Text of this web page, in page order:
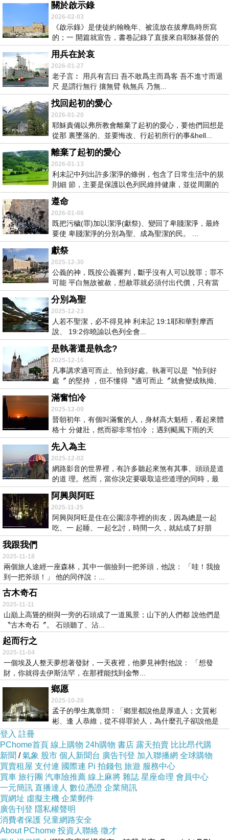
關於啟示錄
2026-02-03
《啟示錄》是使徒約翰晚年、被流放在拔摩島時所寫
的；一 開篇就宣告，書卷記錄了直接來自耶穌基督的
啟示...
用兵在於哀
2026-01-27
老子言︰ 用兵有言曰 吾不敢爲主而爲客 吾不進寸而退
尺 是謂行無行 攘無臂 執無兵 乃無...
找回起初的愛心
2026-01-20
耶穌責備以弗所教會離棄了起初的愛心，要他們回想是
從那 裏墜落的、並要悔改、行起初所行的事&hell...
離棄了起初的愛心
2026-01-13
利未記中列出許多潔淨的條例，包含了日常生活中的規
則細 節，主要是保護以色列民維持健康，並從周圍的
民...
遵命
2026-01-06
既把污穢(罪)加以潔淨(獻祭)、變回了卑賤潔淨，最終
要使 卑賤潔淨的分別為聖、成為聖潔的民。 ...
獻祭
2025-12-30
公義的神，既按公義審判，斷乎沒有人可以脫罪；罪不
可能 平白無故被赦，想赦罪就必須付出代價，只有當
罪...
分別為聖
2025-12-23
人若不聖潔，必不得見神 利未記 19:1耶和華對摩西
說、 19:2你曉諭以色列全會...
是執著還是執念?
2025-12-16
凡事講求適可而止、恰到好處。執著可以是〝恰到好
處〞 的堅持 ，但不懂得〝適可而止〞就會變成執拗、
成...
滿奮怕冷
2025-12-09
晉朝初年，有個叫滿奮的人，身材高大魁梧，看起來體
格十 分健壯，然而卻非常怕冷 ；遇到颳風下雨的天
氣...
先入為主
2025-12-02
網路影音的世界裡，有許多聽起來煞有其事、頭頭是道
的道 理。然而，當你決定要吸取這些道理的同時，最
好...
阿興與阿旺
2025-11-25
阿興與阿旺是住在公園涼亭裡的街友，因為總是一起
吃、一 起睡、一起乞討，時間一久，就結成了好朋
友。 ...
我跟我們
2025-11-18
兩個旅人途經一座森林，其中一個撿到一把斧頭，他說： 「哇！我撿
到一把斧頭！」 他的同伴說：...
古木奇石
2025-11-11
山巔上高聳的樹與一旁的石頭成了一道風景；山下的人們都 說他們是
〝古木奇石〞。 石頭聽了、沾...
起而行之
2025-11-04
一個埃及人整天夢想著發財，一天夜裡，他夢見神對他說： 「想發
財，你就得去伊斯法罕，在那裡能找到金幣...
鄉愿
2025-10-28
孟子的學生萬章問：「鄉里都說他是厚道人；文質彬
彬、逢 人恭維，從不得罪於人，為什麼孔子卻說他是
敗壞...
登入 註冊
PChome首頁 線上購物 24h購物 書店 露天拍賣 比比昂代購
新聞 /氣象 股市 個人新聞台 廣告刊登 加入聯播網 全球購物
買賣租屋 支付連 國際連 Pi 拍錢包 旅遊 服務中心
買車 旅行團 汽車險推薦 線上麻將 雜誌 星座命理 會員中心
一元簡訊 直播達人 數位憑證 企業簡訊
買網址 虛擬主機 企業郵件
廣告刊登 隱私權聲明
消費者保護 兒童網路安全
About PChome 投資人聯絡 徵才